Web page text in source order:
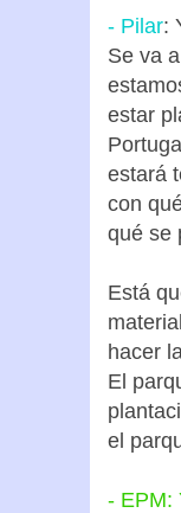
- Pilar:
Se va
estar
estará
con
qué se
Está
hacer
El
el
- EPM: